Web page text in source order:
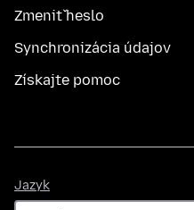
Zmeniť heslo
Synchronizácia údajov
Získajte pomoc
Jazyk